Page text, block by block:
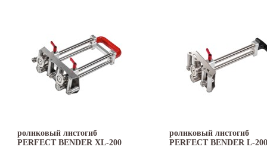
роликовый листогиб
PERFECT BENDER XL-200
роликовый листогиб
PERFECT BENDER L-200